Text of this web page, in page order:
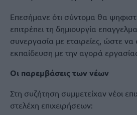
Επεσήμανε ότι σύντομα θα
επιτρέπει τη δημιουργία
συνεργασία με εταιρείες, ώστε
εκπαίδευση με την αγορά
Οι παρεμβάσεις των νέων
Στη συζήτηση συμμετείχαν νέοι
στελέχη επιχειρήσεων: